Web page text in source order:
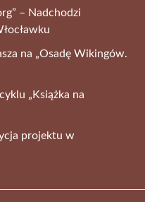
– Nadchodzi
na „Osadę Wikingów.
„Książka na
projektu w